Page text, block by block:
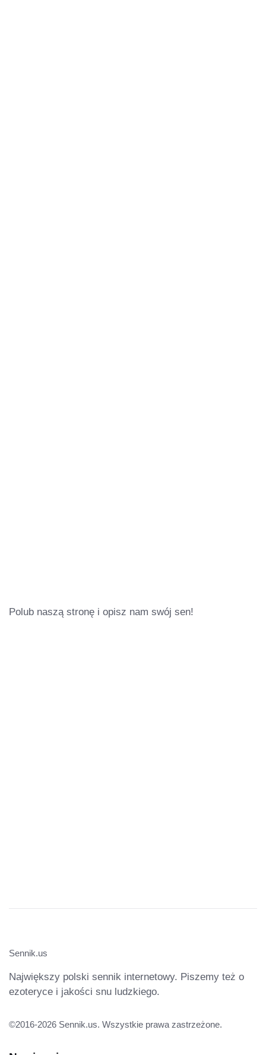
Polub naszą stronę i opisz nam swój sen!
Sennik.us
Największy polski sennik internetowy. Piszemy też o
ezoteryce i jakości snu ludzkiego.
©2016-2026 Sennik.us. Wszystkie prawa zastrzeżone.